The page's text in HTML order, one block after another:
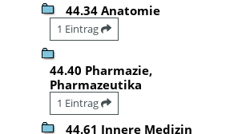
44.34 Anatomie
1 Eintrag
44.40 Pharmazie,
Pharmazeutika
1 Eintrag
44.61 Innere Medizin